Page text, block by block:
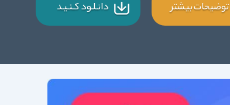
توضیحات بیشتر دانـلـود کـنـیـد